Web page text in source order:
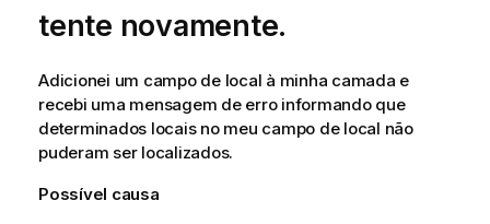
tente novamente.
Adicionei um campo de local à minha camada e
recebi uma mensagem de erro informando que
determinados locais no meu campo de local não
puderam ser localizados.
Possível causa